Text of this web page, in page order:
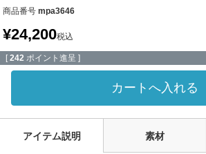
商品番号 mpa3646
¥24,200税込
[ 242 ポイント進呈 ]
カートへ入れる
アイテム説明 素材